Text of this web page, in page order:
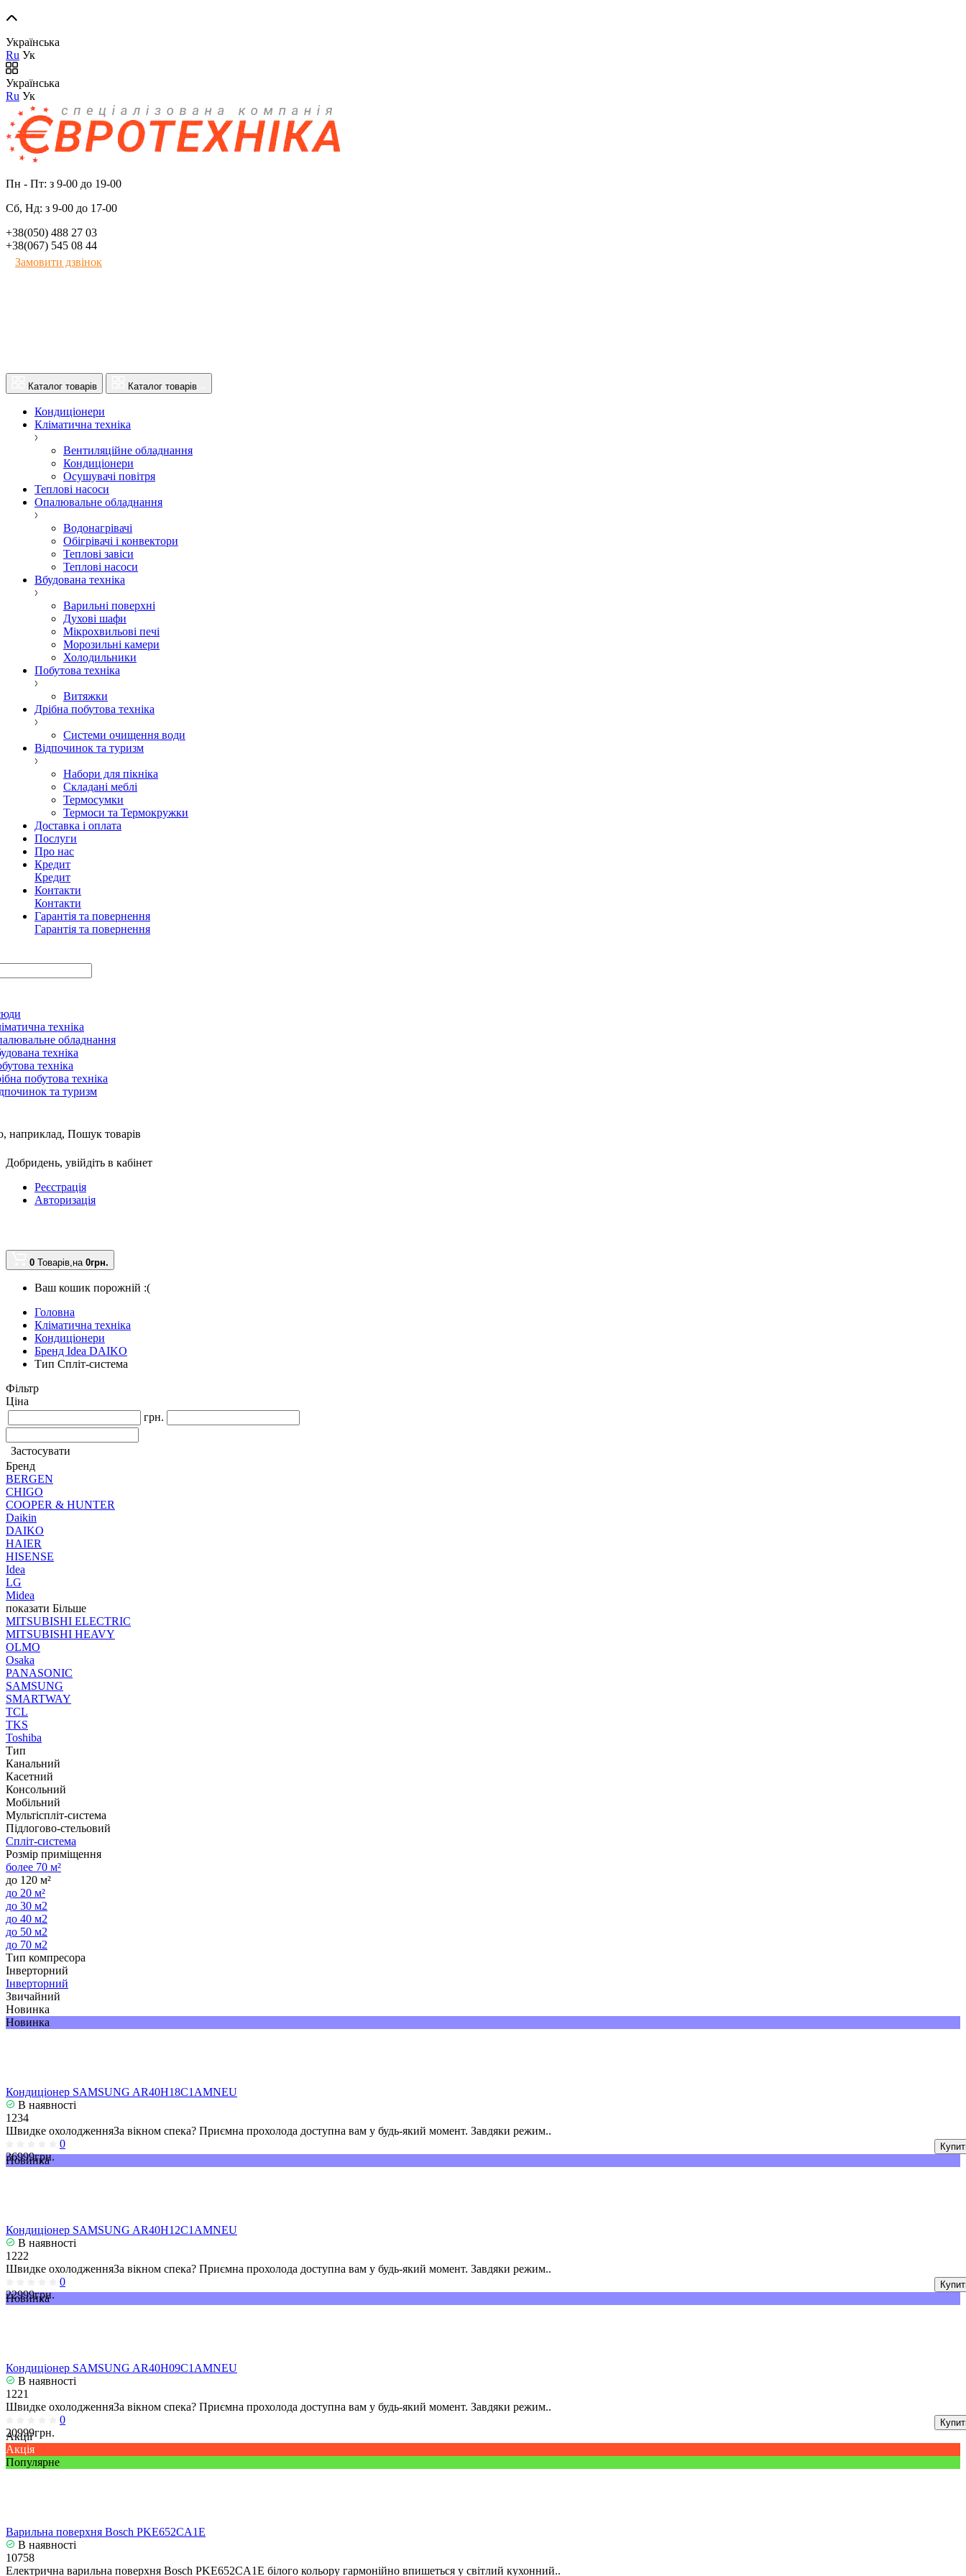
Українська
Ru Ук
Українська
Ru Ук
Пн - Пт: з 9-00 до 19-00
Сб, Нд: з 9-00 до 17-00
+38(050) 488 27 03
+38(067) 545 08 44
Замовити дзвінок
Каталог товарів Каталог товарів
Кондиціонери
Кліматична техніка
Вентиляційне обладнання
Кондиціонери
Осушувачі повітря
Теплові насоси
Опалювальне обладнання
Водонагрівачі
Обігрівачі і конвектори
Теплові завіси
Теплові насоси
Вбудована техніка
Варильні поверхні
Духові шафи
Мікрохвильові печі
Морозильні камери
Холодильники
Побутова техніка
Витяжки
Дрібна побутова техніка
Системи очищення води
Відпочинок та туризм
Набори для пікніка
Складані меблі
Термосумки
Термоси та Термокружки
Доставка і оплата
Послуги
Про нас
Кредит
Кредит
Контакти
Контакти
Гарантія та повернення
Гарантія та повернення
техніка
обладнання
техніка
техніка
побутова техніка
та туризм
наприклад, Пошук товарів
Добридень, увійдіть в кабінет
Реєстрація
Авторизація
0 Товарів,на 0грн.
Ваш кошик порожній :(
Головна
Кліматична техніка
Кондиціонери
Бренд Idea DAIKO
Тип Спліт-система
Фільтр
Ціна
грн.
Застосувати
Бренд
BERGEN
CHIGO
COOPER & HUNTER
Daikin
DAIKO
HAIER
HISENSE
Idea
LG
Midea
показати Більше
MITSUBISHI ELECTRIC
MITSUBISHI HEAVY
OLMO
Osaka
PANASONIC
SAMSUNG
SMARTWAY
TCL
TKS
Toshiba
Тип
Канальний
Касетний
Консольний
Мобільний
Мультіспліт-система
Підлогово-стельовий
Спліт-система
Розмір приміщення
более 70 м²
до 120 м²
до 20 м²
до 30 м2
до 40 м2
до 50 м2
до 70 м2
Тип компресора
Інверторний
Інверторний
Звичайний
Новинка
Новинка
Кондиціонер SAMSUNG AR40H18C1AMNEU
В наявності
1234
Швидке охолодженняЗа вікном спека? Приємна прохолода доступна вам у будь-який момент. Завдяки режим..
0
36999грн.
Новинка
Кондиціонер SAMSUNG AR40H12C1AMNEU
В наявності
1222
Швидке охолодженняЗа вікном спека? Приємна прохолода доступна вам у будь-який момент. Завдяки режим..
0
22999грн.
Новинка
Кондиціонер SAMSUNG AR40H09C1AMNEU
В наявності
1221
Швидке охолодженняЗа вікном спека? Приємна прохолода доступна вам у будь-який момент. Завдяки режим..
0
20999грн.
Акції
Акція
Популярне
Варильна поверхня Bosch PKE652CA1E
В наявності
10758
Електрична варильна поверхня Bosch PKE652CA1E білого кольору гармонійно впишеться у світлий кухонний..